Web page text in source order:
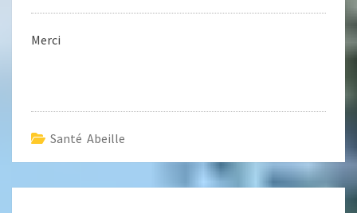
Merci
Santé Abeille